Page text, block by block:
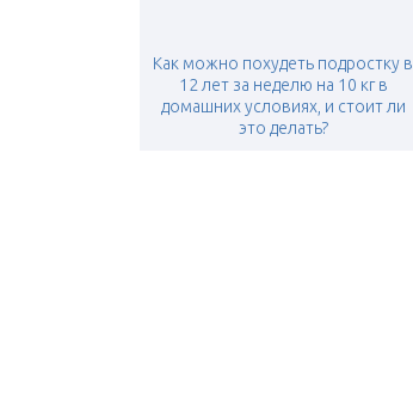
Как можно похудеть подростку в
12 лет за неделю на 10 кг в
домашних условиях, и стоит ли
это делать?